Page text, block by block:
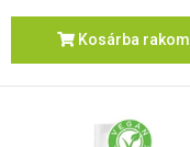
Kosárba rakom